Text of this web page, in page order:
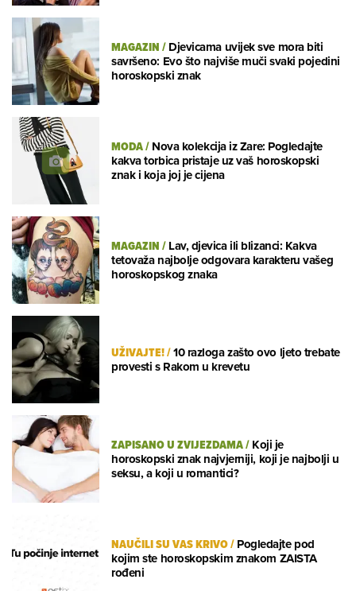
MAGAZIN/Djevicama uvijek sve mora biti
savršeno: Evo što najviše muči svaki pojedini
horoskopski znak
MODA/Nova kolekcija iz Zare: Pogledajte
kakva torbica pristaje uz vaš horoskopski
znak i koja joj je cijena
MAGAZIN/Lav, djevica ili blizanci: Kakva
tetovaža najbolje odgovara karakteru vašeg
horoskopskog znaka
UŽIVAJTE!/10 razloga zašto ovo ljeto trebate
provesti s Rakom u krevetu
ZAPISANO U ZVIJEZDAMA/Koji je
horoskopski znak najvjerniji, koji je najbolji u
seksu, a koji u romantici?
NAUČILI SU VAS KRIVO/Pogledajte pod
kojim ste horoskopskim znakom ZAISTA
rođeni